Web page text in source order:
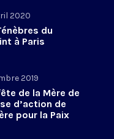
2020
du
à Paris
2019
de la Mère de
d’action de
pour la Paix